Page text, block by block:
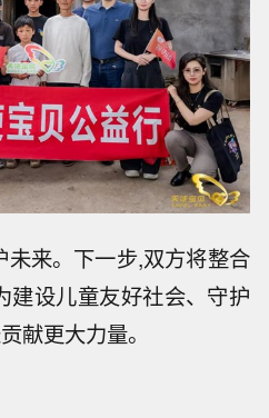
来。下一步,双方将整合
建设儿童友好社会、守护
献更大力量。